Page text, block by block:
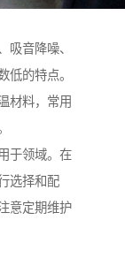
吸音降噪、
低的特点。
材料，常用
于领域。在
选择和配
意定期维护